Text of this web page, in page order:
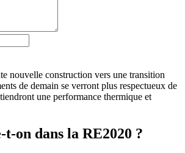
nouvelle construction vers une transition
de demain se verront plus respectueux de
une performance thermique et
on dans la RE2020 ?